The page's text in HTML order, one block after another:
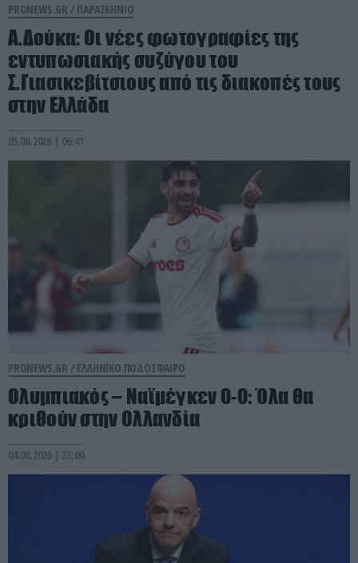
PRONEWS.GR / ΠΑΡΑΣΚΗΝΙΟ
Α.Δούκα: Οι νέες φωτογραφίες της
εντυπωσιακής συζύγου του
Σ.Γιασικεβίτσιους από τις διακοπές τους
στην Ελλάδα
05.08.2026 | 06:41
PRONEWS.GR / ΕΛΛΗΝΙΚΟ ΠΟΔΟΣΦΑΙΡΟ
Ολυμπιακός – Ναϊμέγκεν 0-0: Όλα θα
κριθούν στην Ολλανδία
04.08.2026 | 23:00